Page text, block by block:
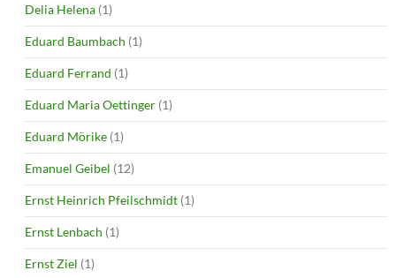
Delia Helena (1)
Eduard Baumbach (1)
Eduard Ferrand (1)
Eduard Maria Oettinger (1)
Eduard Mörike (1)
Emanuel Geibel (12)
Ernst Heinrich Pfeilschmidt (1)
Ernst Lenbach (1)
Ernst Ziel (1)